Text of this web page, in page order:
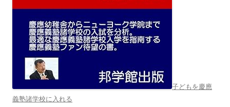
子どもを慶應
義塾諸学校に入れる